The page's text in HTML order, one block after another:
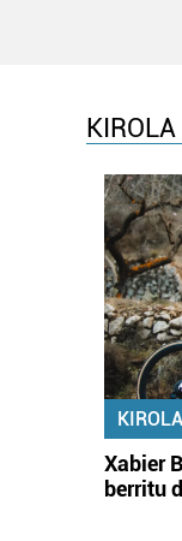
KIROLA
KIROLA
Xabier
berritu